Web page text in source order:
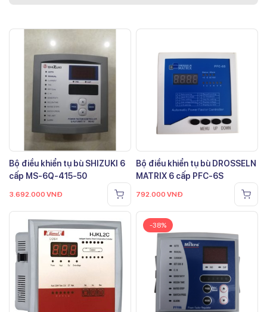
Bộ điều khiển tụ bù SHIZUKI 6
cấp MS-6Q-415-50
3.692.000 VNĐ
Bộ điều khiển tụ bù DROSSELN
MATRIX 6 cấp PFC-6S
792.000 VNĐ
-38%